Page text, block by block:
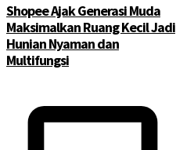
Shopee Ajak Generasi Muda
Maksimalkan Ruang Kecil Jadi
Hunian Nyaman dan
Multifungsi